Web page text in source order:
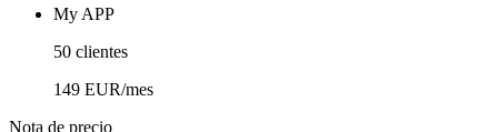
My APP
50 clientes
149 EUR/mes
Nota de precio